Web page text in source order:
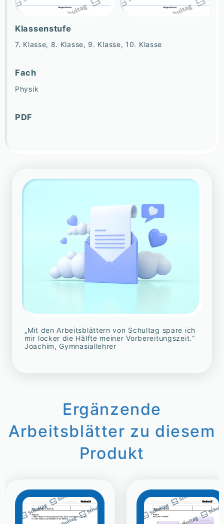
Klassenstufe
7. Klasse, 8. Klasse, 9. Klasse, 10. Klasse
Fach
Physik
PDF
„Mit den Arbeitsblättern von Schultag spare ich
mir locker die Hälfte meiner Vorbereitungszeit.“
Joachim, Gymnasiallehrer
Ergänzende
Arbeitsblätter zu diesem
Produkt